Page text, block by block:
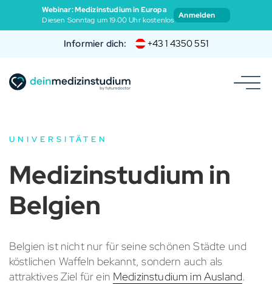
Webinar: Medizinstudium in Europa
Diesen Sonntag um 19:00 Uhr kostenlos Anmelden
Informier dich: +43 1 4350 551
UNIVERSITÄTEN
Medizinstudium in
Belgien
Belgien ist nicht nur für seine schönen Städte und
köstlichen Waffeln bekannt, sondern auch als
attraktives Ziel für ein Medizinstudium im Ausland.